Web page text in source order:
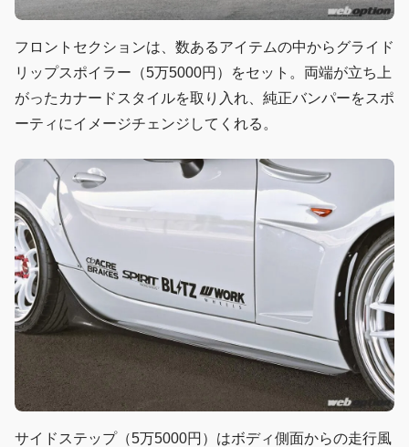
フロントセクションは、数あるアイテムの中からグライド
リップスポイラー（5万5000円）をセット。両端が立ち上
がったカナードスタイルを取り入れ、純正バンパーをスポ
ーティにイメージチェンジしてくれる。
サイドステップ（5万5000円）はボディ側面からの走行風